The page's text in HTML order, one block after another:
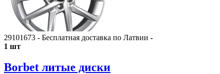
29101673 - Бесплатная доставка по Латвии -
1 шт
Borbet литые диски